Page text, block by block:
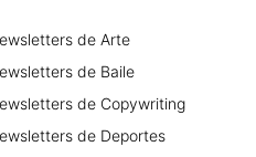
de Arte
de Baile
de Copywriting
de Deportes